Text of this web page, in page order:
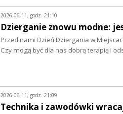
2026-06-11, godz. 21:10
Dzierganie znowu modne:
Przed nami Dzień Dziergania w
Czy mogą być dla nas dobrą terapią i
2026-06-11, godz. 21:09
Technika i zawodówki